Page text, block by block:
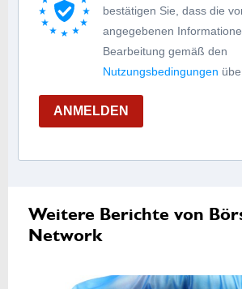
bestätigen Sie, dass die
angegebenen
Bearbeitung gemäß den
Nutzungsbedingungen
ANMELDEN
Weitere Berichte von
Network